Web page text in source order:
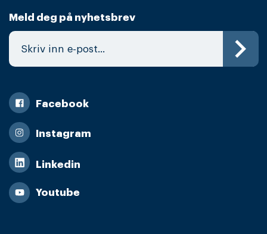
Meld deg på nyhetsbrev
Facebook
Instagram
Linkedin
Youtube